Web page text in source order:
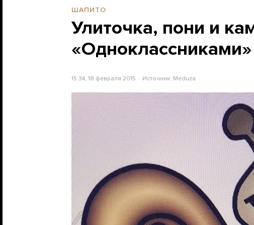
ШАПИТО
Улиточка, пони и
15:34, 18 февраля 2015 Источник: Meduza